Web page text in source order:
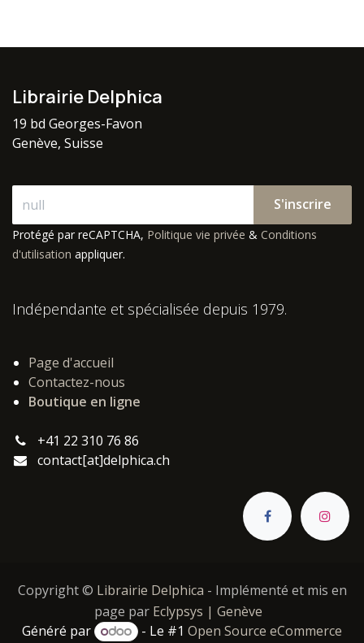
Librairie Delphica
19 bd Georges-Favon
Genève, Suisse
S'inscrire
Protégé par reCAPTCHA, Politique vie privée & Conditions
d'utilisation appliquer.
Indépendante et spécialisée depuis 1979.
Page d'accueil
Contactez-nous
Boutique en ligne
+41 22 310 76 86
contact[at]delphica.ch
Copyright © Librairie Delphica - Implémenté et mis en
page par Eclypsys | Genève
Généré par
- Le #1Open Source eCommerce